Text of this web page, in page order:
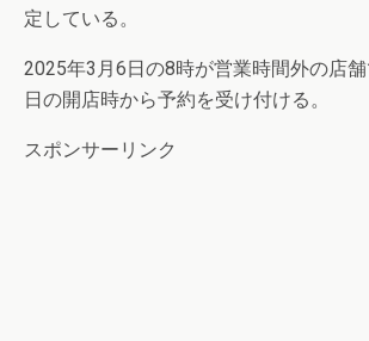
定している。
2025年3月6日の8時が営業時間外の店
日の開店時から予約を受け付ける。
スポンサーリンク